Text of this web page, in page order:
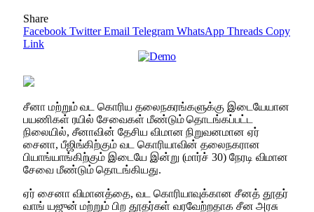
Share
Facebook Twitter Email Telegram WhatsApp Threads Copy
Link
சீனா மற்றும் வட கொரிய தலைநகரங்களுக்கு இடையேயான
பயணிகள் ரயில் சேவைகள் மீண்டும் தொடங்கப்பட்ட
நிலையில், சீனாவின் தேசிய விமான நிறுவனமான ஏர்
சைனா, பீஜிங்கிற்கும் வட கொரியாவின் தலைநகரான
பியாங்யாங்கிற்கும் இடையே இன்று (மார்ச் 30) நேரடி விமான
சேவை மீண்டும் தொடங்கியது.
ஏர் சைனா விமானத்தை, வட கொரியாவுக்கான சீனத் தூதர்
வாங் யஜுன் மற்றும் பிற தூதர்கள் வரவேற்றதாக சீன அரசு